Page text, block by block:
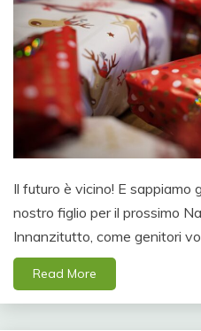
Il futuro è vicino! E sappiamo
nostro figlio per il prossimo
Innanzitutto, come genitori
Read More